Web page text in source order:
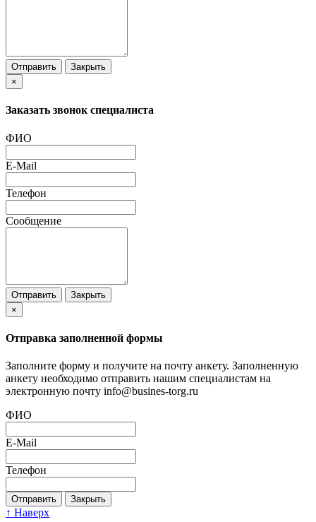
Отправить
Закрыть
×
Заказать звонок специалиста
ФИО
E-Mail
Телефон
Сообщение
Отправить
Закрыть
×
Отправка заполненной формы
Заполните форму и получите на почту анкету. Заполненную
анкету необходимо отправить нашим специалистам на
электронную почту info@busines-torg.ru
ФИО
E-Mail
Телефон
Отправить Закрыть
↑ Наверх